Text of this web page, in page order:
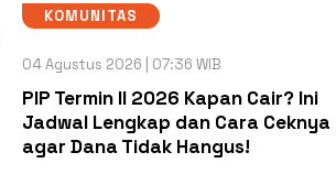
KOMUNITAS
04 Agustus 2026 | 07:36 WIB
PIP Termin II 2026 Kapan Cair? Ini
Jadwal Lengkap dan Cara Ceknya
agar Dana Tidak Hangus!